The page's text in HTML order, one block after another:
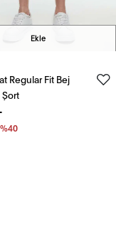
Ekle
Regular Fit Bej